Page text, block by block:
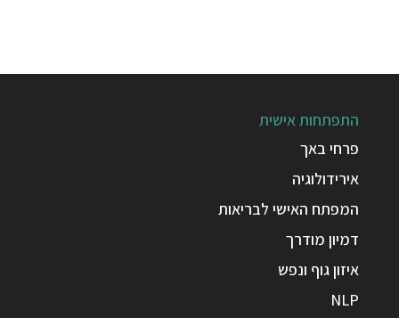
התפתחות אישית
פרחי באך
אירידולוגיה
המפתח האישי לבריאות
דמיון מודרך
איזון גוף ונפש
NLP